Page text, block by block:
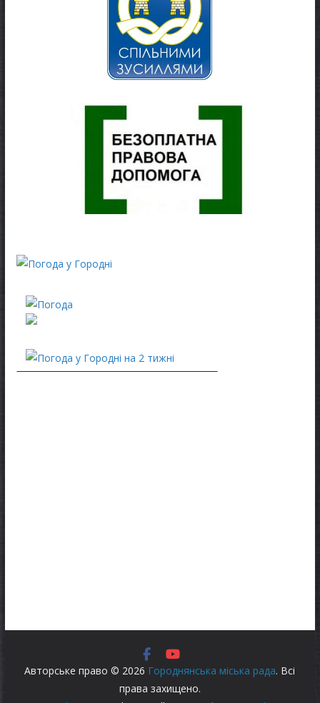
Авторське право © 2026 Городнянська міська рада. Всі
права захищено.